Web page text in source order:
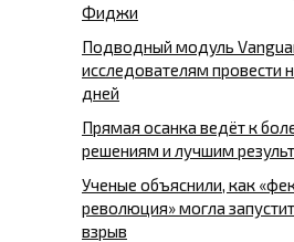
Фиджи
Подводный модуль
исследователям провести
дней
Прямая осанка ведёт к
решениям и лучшим
Ученые объяснили, как
революция» могла
взрыв